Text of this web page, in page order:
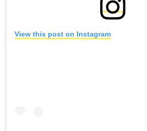
View this post on Instagram